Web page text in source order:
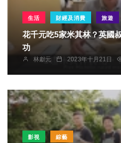
生活 財經及消費 旅遊
花千元吃5家米其林？英國
功
林獻元 2023年十月21日
影視 綜藝